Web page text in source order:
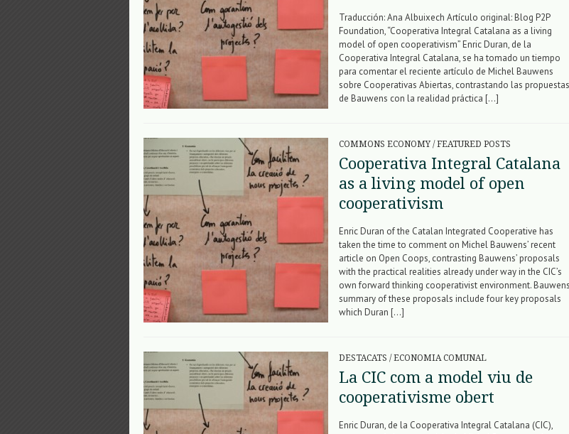
Traducción: Ana Albuixech Artículo original: Blog P2P
Foundation, “Cooperativa Integral Catalana as a living
model of open cooperativism” Enric Duran, de la
Cooperativa Integral Catalana, se ha tomado un tiempo
para comentar el reciente artículo de Michel Bauwens
sobre Cooperativas Abiertas, contrastando las propuestas
de Bauwens con la realidad práctica […]
COMMONS ECONOMY / FEATURED POSTS
Cooperativa Integral Catalana
as a living model of open
cooperativism
Enric Duran of the Catalan Integrated Cooperative has
taken the time to comment on Michel Bauwens’ recent
article on Open Coops, contrasting Bauwens’ proposals
with the practical realities already under way in the CIC’s
own forward thinking cooperativist environment.
summary of these proposals include four key proposals
which Duran […]
DESTACATS / ECONOMIA COMUNAL
La CIC com a model viu de
cooperativisme obert
Enric Duran, de la Cooperativa Integral Catalana (CIC),